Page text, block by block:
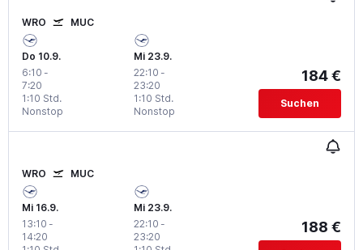
WRO MUC
Do 10.9.
6:10 -
7:20
Nonstop
1:10 Std.
Mi 23.9.
22:10 -
23:20
Nonstop
1:10 Std.
184 €
Suchen
WRO MUC
Mi 16.9.
13:10 -
14:20
Mi 23.9.
22:10 -
23:20
188 €